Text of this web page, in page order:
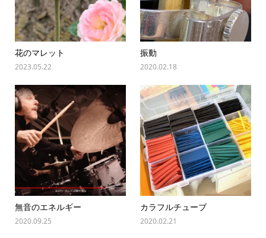
花のマレット
2023.05.22
振動
2020.02.18
無音のエネルギー
2020.09.25
カラフルチューブ
2020.02.21